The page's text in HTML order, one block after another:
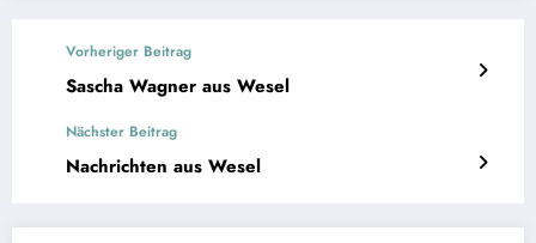
Vorheriger Beitrag
Sascha Wagner aus Wesel
Nächster Beitrag
Nachrichten aus Wesel